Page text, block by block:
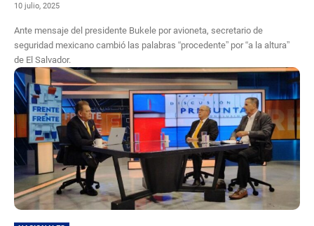
10 julio, 2025
Ante mensaje del presidente Bukele por avioneta, secretario de
seguridad mexicano cambió las palabras “procedente” por “a la altura”
de El Salvador.